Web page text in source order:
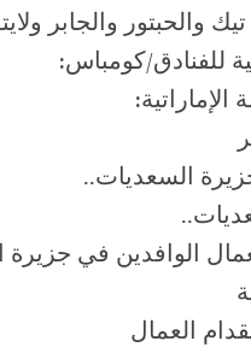
تيك والحبتور والجابر
للفنادق/كومباس:
الإماراتية:
السعديات..
الوافدين في
العمال